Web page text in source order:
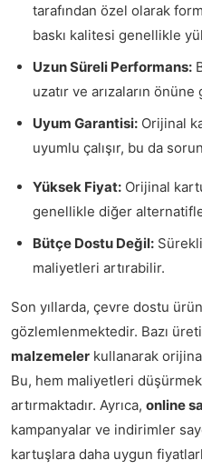
tarafından özel olarak
baskı kalitesi genellikle
Uzun Süreli Performans:
uzatır ve arızaların önüne
Uyum Garantisi: Orijinal
uyumlu çalışır, bu da
Yüksek Fiyat: Orijinal
genellikle diğer
Bütçe Dostu Değil:
maliyetleri artırabilir.
Son yıllarda, çevre dostu
gözlemlenmektedir. Bazı
malzemeler kullanarak
Bu, hem maliyetleri
artırmaktadır. Ayrıca, online
kampanyalar ve indirimler
kartuşlara daha uygun